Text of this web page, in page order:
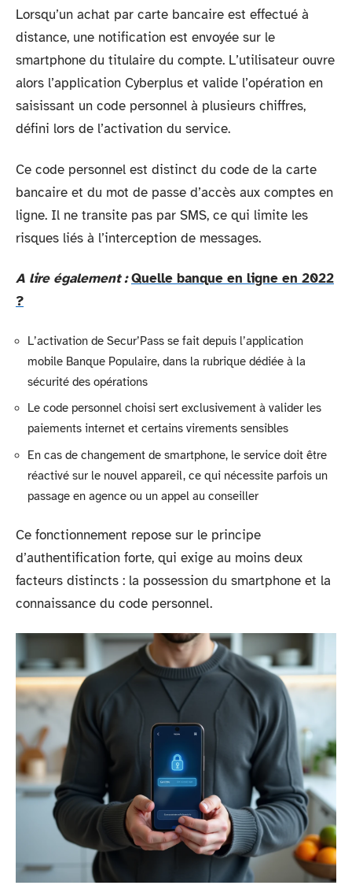
Lorsqu’un achat par carte bancaire est effectué à
distance, une notification est envoyée sur le
smartphone du titulaire du compte. L’utilisateur ouvre
alors l’application Cyberplus et valide l’opération en
saisissant un code personnel à plusieurs chiffres,
défini lors de l’activation du service.
Ce code personnel est distinct du code de la carte
bancaire et du mot de passe d’accès aux comptes en
ligne. Il ne transite pas par SMS, ce qui limite les
risques liés à l’interception de messages.
A lire également : Quelle banque en ligne en 2022
?
L’activation de Secur’Pass se fait depuis l’application
mobile Banque Populaire, dans la rubrique dédiée à la
sécurité des opérations
Le code personnel choisi sert exclusivement à valider les
paiements internet et certains virements sensibles
En cas de changement de smartphone, le service doit être
réactivé sur le nouvel appareil, ce qui nécessite parfois un
passage en agence ou un appel au conseiller
Ce fonctionnement repose sur le principe
d’authentification forte, qui exige au moins deux
facteurs distincts : la possession du smartphone et la
connaissance du code personnel.